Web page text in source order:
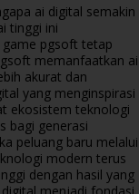
ai digital semakin
tinggi ini
pgsoft tetap
memanfaatkan ai
akurat dan
yang menginspirasi
ekosistem teknologi
bagi generasi
peluang baru melalui
modern terus
dengan hasil yang